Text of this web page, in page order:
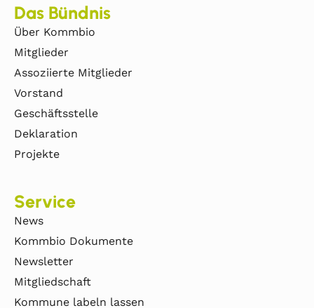
Das Bündnis
Über Kommbio
Mitglieder
Assoziierte Mitglieder
Vorstand
Geschäftsstelle
Deklaration
Projekte
Service
News
Kommbio Dokumente
Newsletter
Mitgliedschaft
Kommune labeln lassen